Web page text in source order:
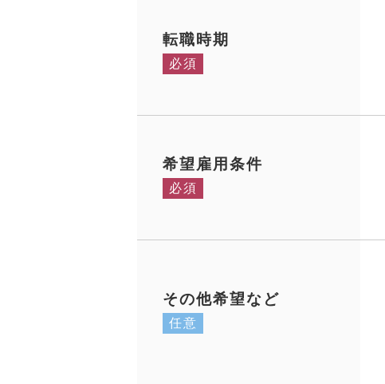
転職時期
必須
希望雇用条件
必須
その他希望など
任意